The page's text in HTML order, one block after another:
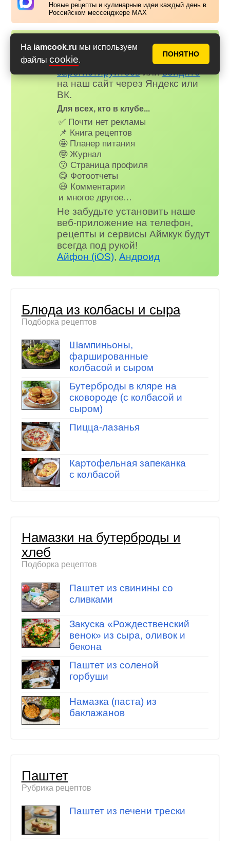
На iamcook.ru мы используем
файлы cookie.
ПОНЯТНО
Новые рецепты и кулинарные идеи каждый день в
Российском мессенджере MAX
Надоела реклама?
Вступайте в клуб Аймкук. Просто
зарегистируйтесьиливойдите
на наш сайт через Яндекс или
ВК.
Для всех, кто в клубе...
✅ Почти нет рекламы
📌 Книга рецептов
🤩 Планер питания
🤓 Журнал
😗 Страница профиля
😋 Фотоотчеты
😃 Комментарии
и многое другое…
Не забудьте установить наше
веб-приложение на телефон,
рецепты и сервисы Аймкук будут
всегда под рукой!
Айфон (iOS),Андроид
Блюда из колбасы и сыра
Подборка рецептов
Шампиньоны,
фаршированные
колбасой и сыром
Бутерброды в кляре на
сковороде (с колбасой и
сыром)
Пицца-лазанья
Картофельная запеканка
с колбасой
Намазки на бутерброды и
хлеб
Подборка рецептов
Паштет из свинины со
сливками
Закуска «Рождественский
венок» из сыра, оливок и
бекона
Паштет из соленой
горбуши
Намазка (паста) из
баклажанов
Паштет
Рубрика рецептов
Паштет из печени трески